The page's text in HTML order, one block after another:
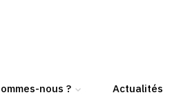
nous ? Actualités